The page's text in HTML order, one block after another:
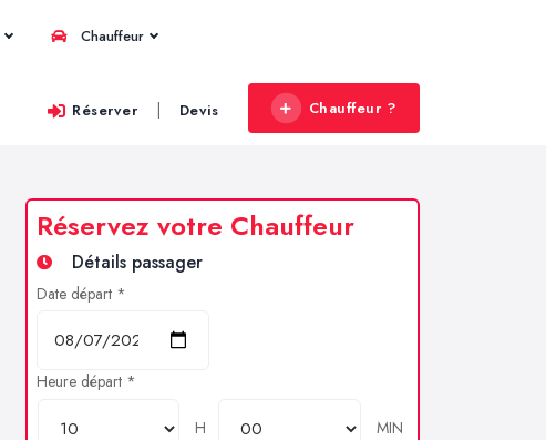
Chauffeur
Réserver | Devis Chauffeur ?
Réservez votre Chauffeur
Détails passager
Date départ *
Heure départ *
H
MIN